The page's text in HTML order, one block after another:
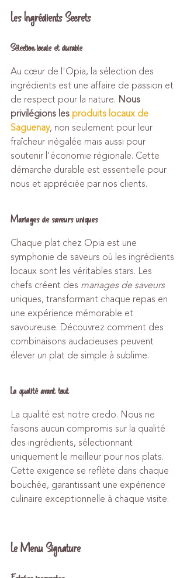
Les Ingrédients Secrets
Sélection locale et durable
Au cœur de l'Opia, la sélection des
ingrédients est une affaire de passion et
de respect pour la nature. Nous
privilégions les produits locaux de
Saguenay, non seulement pour leur
fraîcheur inégalée mais aussi pour
soutenir l'économie régionale. Cette
démarche durable est essentielle pour
nous et appréciée par nos clients.
Mariages de saveurs uniques
Chaque plat chez Opia est une
symphonie de saveurs où les ingrédients
locaux sont les véritables stars. Les
chefs créent des mariages de saveurs
uniques, transformant chaque repas en
une expérience mémorable et
savoureuse. Découvrez comment des
combinaisons audacieuses peuvent
élever un plat de simple à sublime.
La qualité avant tout
La qualité est notre credo. Nous ne
faisons aucun compromis sur la qualité
des ingrédients, sélectionnant
uniquement le meilleur pour nos plats.
Cette exigence se reflète dans chaque
bouchée, garantissant une expérience
culinaire exceptionnelle à chaque visite.
Le Menu Signature